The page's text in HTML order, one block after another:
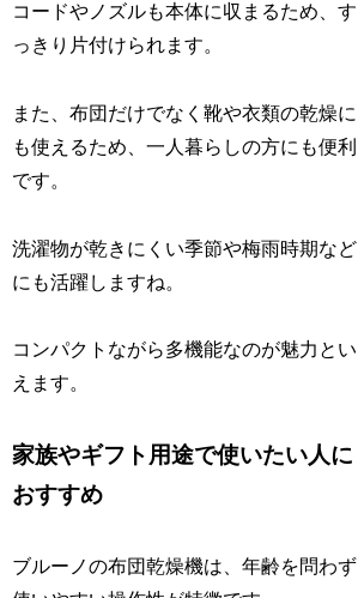
コードやノズルも本体に収まるため、す
っきり片付けられます。
また、布団だけでなく靴や衣類の乾燥に
も使えるため、一人暮らしの方にも便利
です。
洗濯物が乾きにくい季節や梅雨時期など
にも活躍しますね。
コンパクトながら多機能なのが魅力とい
えます。
家族やギフト用途で使いたい人に
おすすめ
ブルーノの布団乾燥機は、年齢を問わず